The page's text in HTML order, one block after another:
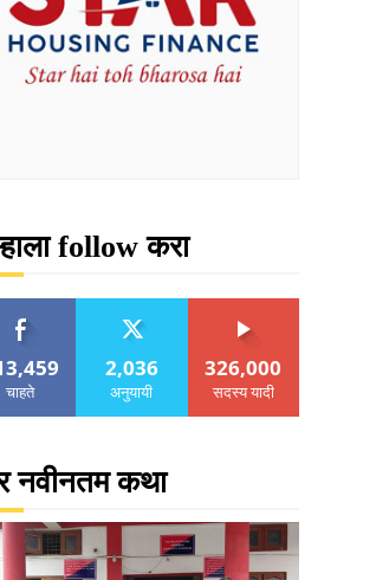
follow करा
चाहते
2,036
अनुयायी
326,000
सदस्य यादी
नवीनतम कथा